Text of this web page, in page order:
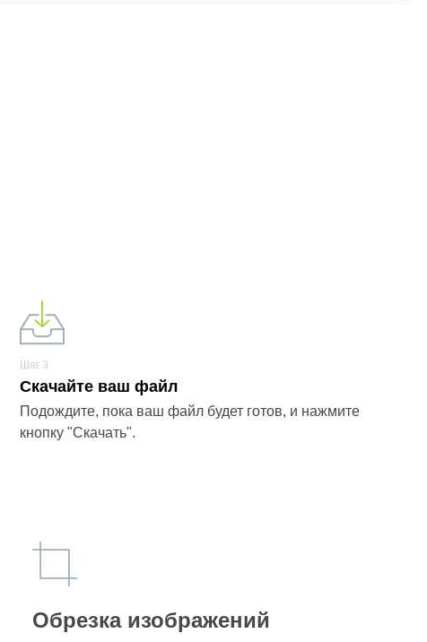
Шаг 3
Скачайте ваш файл
Подождите, пока ваш файл будет готов, и нажмите
кнопку "Скачать".
Обрезка изображений